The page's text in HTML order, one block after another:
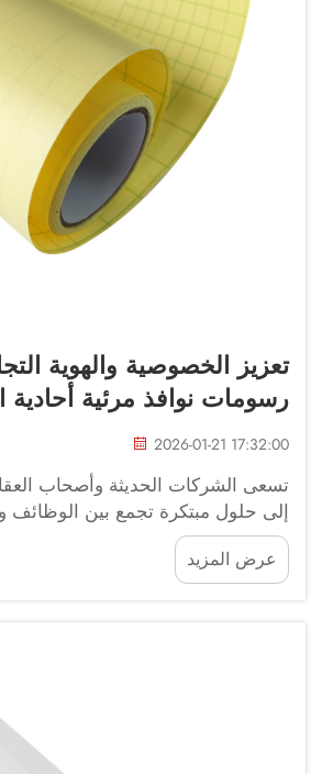
تعزيز الخصوصية والهوية
رسومات نوافذ مرئية أحادية
2026-01-21 17:32:00
تسعى الشركات الحديثة وأصحاب
إلى حلول مبتكرة تجمع بين الوظائف
خاصةً في ما يتعلق بمعالجة النوافذ.
الرسومات المرئية من طرف واحد على
كتكنولوجيا ثورية...
عرض المزيد